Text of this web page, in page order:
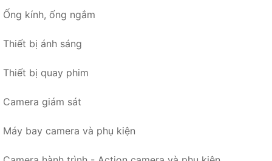
Ống kính, ống ngắm
Thiết bị ánh sáng
Thiết bị quay phim
Camera giám sát
Máy bay camera và phụ kiện